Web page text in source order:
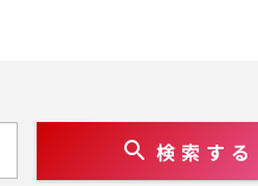
検 索 す る